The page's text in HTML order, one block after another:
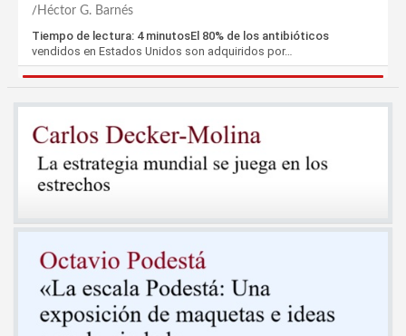
Héctor G. Barnés
Tiempo de lectura: 4 minutosEl 80% de los antibióticos
vendidos en Estados Unidos son adquiridos por…